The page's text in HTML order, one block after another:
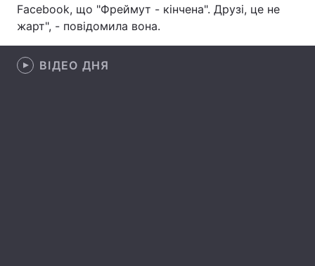
Лонгріди
Відео з Youtube
Facebook, що "Фреймут - кінчена". Друзі, це не
жарт", - повідомила вона.
ВІДЕО ДНЯ